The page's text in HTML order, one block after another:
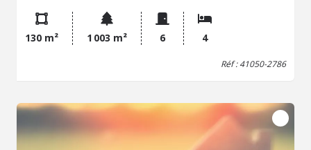
avec placard-penderie, bureau, salle de bain, wc avec
lave-mains. - A l'étage : Palier formant couloir desservant
trois chambres avec placard-penderie, salle d'eau, wc et
grenier. - Au sous-sol total 86m² : Pièce à usage de
jardin clos et arboré 1003m². Les informations sur les
risques auxquels ce bien est exposé sont disponibles sur
le site Géorisques : www. georisques. gouv. fr Consultez
nos tarifs : glr-vendome.notaires.fr
130 m² 1 003 m² 6 4
Réf : 41050-2786